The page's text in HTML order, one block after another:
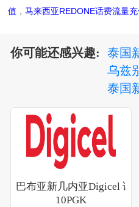
值 ，马来西亚REDONE话费流量充
你可能还感兴趣: 泰国
乌兹
泰国
巴布亚新几内亚Digicel 话费
10PGK